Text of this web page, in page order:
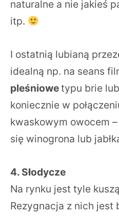
naturalne a nie jakieś
itp.
I ostatnią lubianą
idealną np. na seans
pleśniowetypu brie
koniecznie w
kwaskowym owocem
się winogrona lub
4. Słodycze
Na rynku jest tyle
Rezygnacja z nich jest